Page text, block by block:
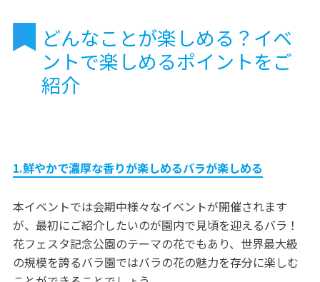
どんなことが楽しめる？イベ
ントで楽しめるポイントをご
紹介
1.鮮やかで濃厚な香りが楽しめるバラが楽しめる
本イベントでは会期中様々なイベントが開催されます
が、最初にご紹介したいのが園内で見頃を迎えるバラ！
花フェスタ記念公園のテーマの花でもあり、世界最大級
の規模を誇るバラ園ではバラの花の魅力を存分に楽しむ